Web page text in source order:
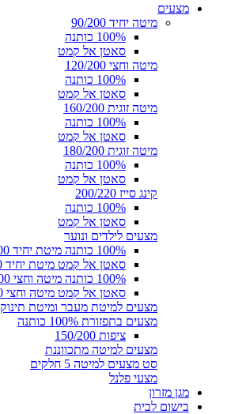
מצעים
מיטה יחיד 90/200
100% כותנה
סאטן אל קמט
מיטה וחצי 120/200
100% כותנה
סאטן אל קמט
מיטה זוגית 160/200
100% כותנה
סאטן אל קמט
מיטה זוגית 180/200
100% כותנה
סאטן אל קמט
קינג סייז 200/220
100% כותנה
סאטן אל קמט
מצעים לילדים ונוער
100% כותנה מיטת יחיד 90/200
סאטן אל קמט מיטת יחיד 90/200
100% כותנה מיטה וחצי 120/200
סאטן אל קמט מיטה וחצי 120/200
מצעים למיטת מעבר ומיטת תינוק
מצעים בתפזורת 100% כותנה
ציפות 150/200
מצעים למיטה מתכווננת
סט מצעים למיטה 5 חלקים
מצעי פלנל
מגן מזרון
בישום לבית